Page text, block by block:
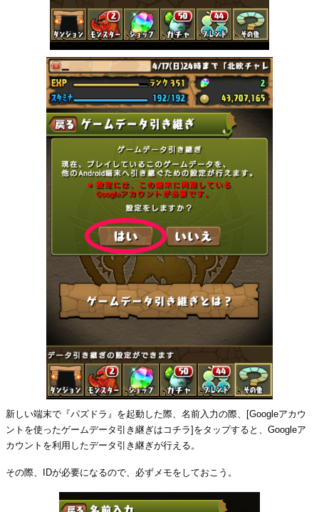
新しい端末で『パズドラ』を起動した際、名前入力の際、[Googleアカウ
ントを使ったゲームデータ引き継ぎはコチラ]をタップすると、Googleア
カウントを利用したデータ引き継ぎが行える。
その際、IDが必要になるので、必ずメモをしておこう。